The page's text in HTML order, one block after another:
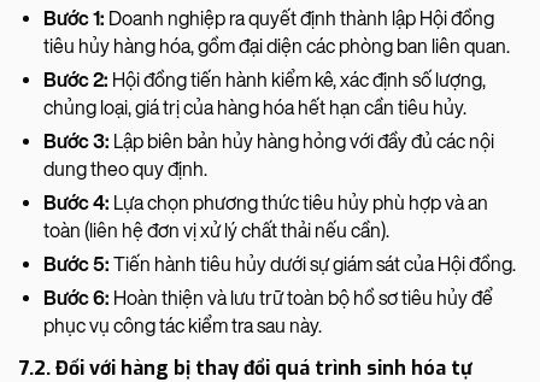
Bước 1: Doanh nghiệp ra quyết định thành lập Hội đồng
tiêu hủy hàng hóa, gồm đại diện các phòng ban liên quan.
Bước 2: Hội đồng tiến hành kiểm kê, xác định số lượng,
chủng loại, giá trị của hàng hóa hết hạn cần tiêu hủy.
Bước 3: Lập biên bản hủy hàng hỏng với đầy đủ các nội
dung theo quy định.
Bước 4: Lựa chọn phương thức tiêu hủy phù hợp và an
toàn (liên hệ đơn vị xử lý chất thải nếu cần).
Bước 5: Tiến hành tiêu hủy dưới sự giám sát của Hội đồng.
Bước 6: Hoàn thiện và lưu trữ toàn bộ hồ sơ tiêu hủy để
phục vụ công tác kiểm tra sau này.
7.2. Đối với hàng bị thay đổi quá trình sinh hóa tự